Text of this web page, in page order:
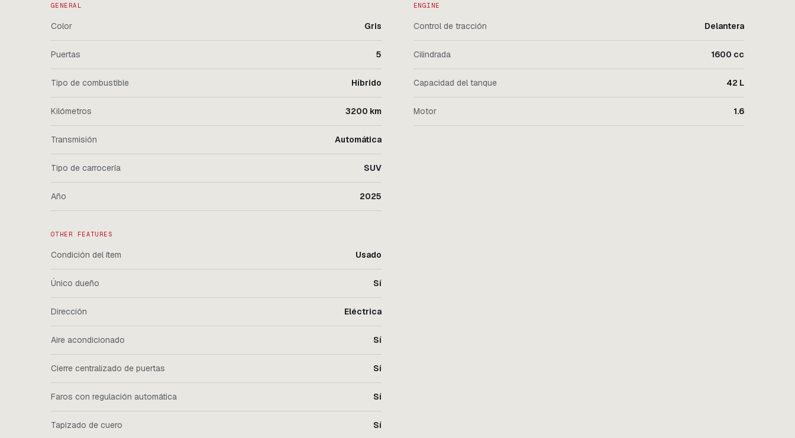
GENERAL
Color Gris
Puertas 5
Tipo de combustible Híbrido
Kilómetros 3200 km
Transmisión Automática
Tipo de carrocería SUV
Año 2025
ENGINE
Control de tracción Delantera
Cilindrada 1600 cc
Capacidad del tanque 42 L
Motor 1.6
OTHER FEATURES
Condición del ítem Usado
Único dueño Sí
Dirección Eléctrica
Aire acondicionado Sí
Cierre centralizado de puertas Sí
Faros con regulación automática Sí
Tapizado de cuero Sí